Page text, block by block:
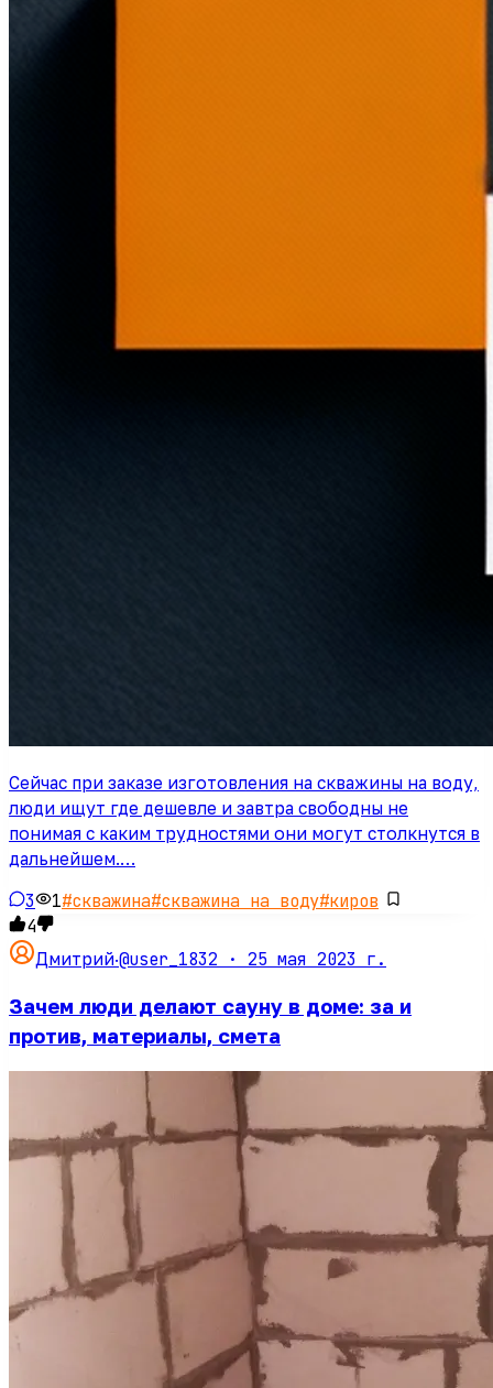
Сейчас при заказе изготовления на скважины на воду,
люди ищут где дешевле и завтра свободны не
понимая с каким трудностями они могут столкнутся в
дальнейшем.…
3 1#скважина#скважина на воду#киров
4
Дмитрий·@user_1832 · 25 мая 2023 г.
Зачем люди делают сауну в доме: за и
против, материалы, смета